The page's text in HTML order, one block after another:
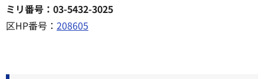
ミリ番号：03-5432-3025
区HP番号： 208605